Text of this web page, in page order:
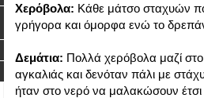
Xερόβολα: Κάθε μάτσο σταχυών
γρήγορα και όμορφα ενώ το
Δεμάτια: Πολλά χερόβολα μαζί στο
αγκαλιάς και δενόταν πάλι με
ήταν στο νερό να μαλακώσουν